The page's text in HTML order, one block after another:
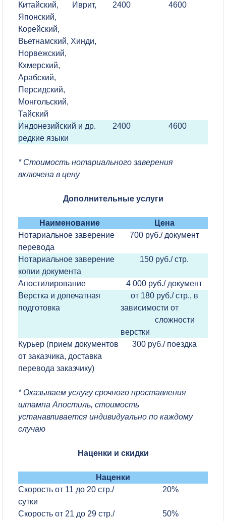
Китайский, Иврит,
Японский,
Корейский,
Вьетнамский, Хинди,
Норвежский,
Кхмерский,
Арабский,
Персидский,
Монгольский,
Тайский
2400 4600
Индонезийский и др.
редкие языки
2400 4600
* Стоимость нотариального заверения
включена в цену
Дополнительные услуги
Наименование
Цена
Нотариальное заверение
перевода
700 руб./ документ
Нотариальное заверение
копии документа
150 руб./ стр.
Апостилирование
4 000 руб./ документ
Верстка и допечатная
подготовка
от 180 руб./ стр., в
зависимости от
сложности
верстки
Курьер (прием документов
от заказчика, доставка
перевода заказчику)
300 руб./ поездка
* Оказываем услугу срочного проставления
штампа Апостиль, стоимость
устанавливается индивидуально по каждому
случаю
Наценки и скидки
Наценки
Скорость от 11 до 20 стр./
сутки
20%
Скорость от 21 до 29 стр./
50%